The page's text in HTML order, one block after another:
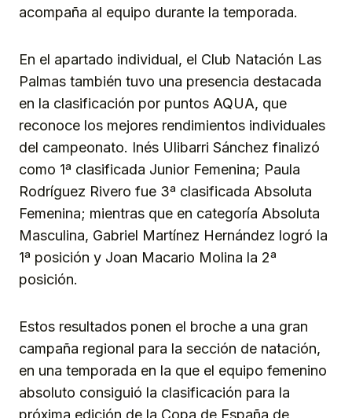
acompaña al equipo durante la temporada.
En el apartado individual, el Club Natación Las
Palmas también tuvo una presencia destacada
en la clasificación por puntos AQUA, que
reconoce los mejores rendimientos individuales
del campeonato. Inés Ulibarri Sánchez finalizó
como 1ª clasificada Junior Femenina; Paula
Rodríguez Rivero fue 3ª clasificada Absoluta
Femenina; mientras que en categoría Absoluta
Masculina, Gabriel Martínez Hernández logró la
1ª posición y Joan Macario Molina la 2ª
posición.
Estos resultados ponen el broche a una gran
campaña regional para la sección de natación,
en una temporada en la que el equipo femenino
absoluto consiguió la clasificación para la
próxima edición de la Copa de España de